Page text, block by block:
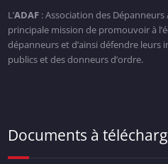
L’ADAF: Association des
principale mission de promouvoir à
dépanneurs et d’ainsi défendre leurs
publics et des donneurs d’ordre.
Documents à